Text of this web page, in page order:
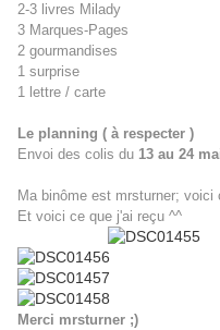
2-3 livres Milady
3 Marques-Pages
2 gourmandises
1 surprise
1 lettre / carte
Le planning ( à respecter )
Envoi des colis du 13 au 24
Ma binôme est mrsturner;
Et voici ce que j'ai reçu ^^
Merci mrsturner ;)